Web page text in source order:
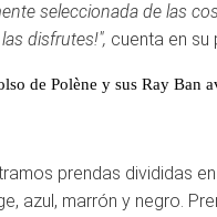
seleccionada de las
disfrutes!", cuenta en su
de Polène y sus Ray Ban
prendas divididas
azul, marrón y negro.